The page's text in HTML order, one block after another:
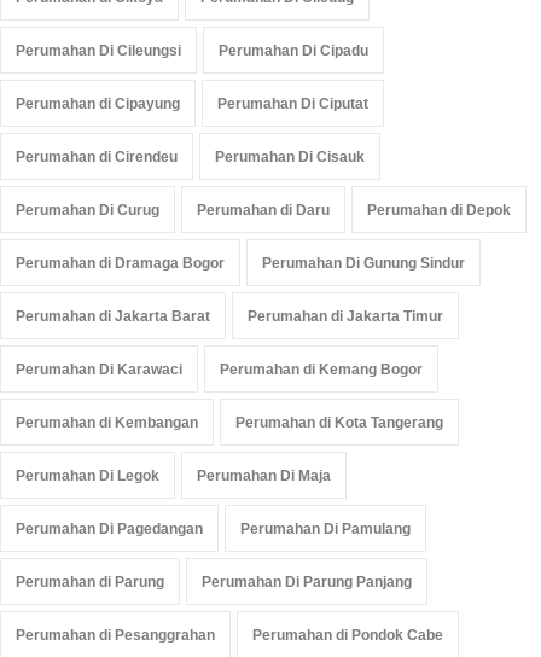
Perumahan Di Cileungsi Perumahan Di Cipadu
Perumahan di Cipayung Perumahan Di Ciputat
Perumahan di Cirendeu Perumahan Di Cisauk
Perumahan Di Curug Perumahan di Daru Perumahan di Depok
Perumahan di Dramaga Bogor Perumahan Di Gunung Sindur
Perumahan di Jakarta Barat Perumahan di Jakarta Timur
Perumahan Di Karawaci Perumahan di Kemang Bogor
Perumahan di Kembangan Perumahan di Kota Tangerang
Perumahan Di Legok Perumahan Di Maja
Perumahan Di Pagedangan Perumahan Di Pamulang
Perumahan di Parung Perumahan Di Parung Panjang
Perumahan di Pesanggrahan Perumahan di Pondok Cabe